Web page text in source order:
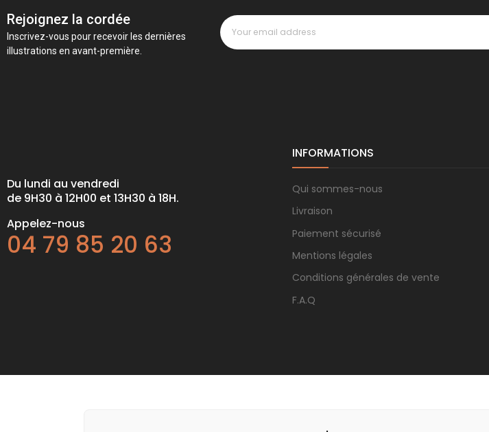
Rejoignez la cordée
Inscrivez-vous pour recevoir les dernières
illustrations en avant-première.
Du lundi au vendredi
de 9H30 à 12H00 et 13H30 à 18H.
Appelez-nous
04 79 85 20 63
INFORMATIONS
Qui sommes-nous
Livraison
Paiement sécurisé
Mentions légales
Conditions générales de vente
F.A.Q